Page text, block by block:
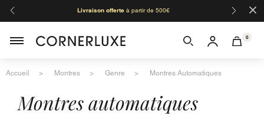
Livraison offerteà partir de 500€ ×
0
Accueil Montres Genre Montres Automatiques
montres automatiques